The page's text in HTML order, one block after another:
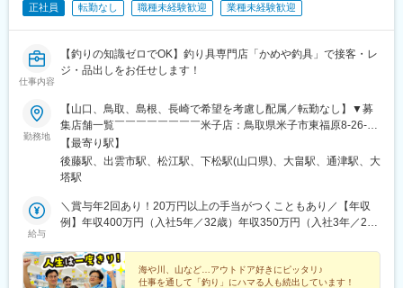
プの経理管理や事業計画の立案・実行を行っています。5名の主要
メンバーと共に事業管理や事業計画の立案、実行を推進して頂き
コンサルティングファームご出身でご経験を積まれた人物です。
鳥取で大手経営コンサル出身で、経営にしっかりと知識と経験を
ます。
変更の範囲：会社の定める業務
正社員 転勤なし 職種未経験歓迎 業種未経験歓迎
仕事内容
【釣りの知識ゼロでOK】釣り具専門店「かめや釣具」で接客・レ
ジ・品出しをお任せします！
勤務地
【山口、鳥取、島根、長崎で希望を考慮し配属／転勤なし】▼募
集店舗一覧￣￣￣￣￣￣￣￣米子店：鳥取県米子市東福原8-26-28
出雲店：島根県出雲市渡橋町1085-1松江店：島根県松江市学園南
2丁目1-8下松店：山口県下松市西豊井674-4大島店：山口県大島
郡周防大島町西三蒲吉水7-2岩国通津店：山口県岩国市大字通津
車・バイク通勤OK◎駐車場完備
【最寄り駅】
後藤駅、出雲市駅、松江駅、下松駅(山口県)、大畠駅、通津駅、大
塔駅
給与
＼賞与年2回あり！20万円以上の手当がつくこともあり／【年収
例】年収400万円（入社5年／32歳）年収350万円（入社3年／28
当+賞与年2回※経験・能力等を考慮の上、決定いたします。※試用
期間は店舗により異なります。海や川、山など…アウトドア好きにピッタリ♪
仕事を通して「釣り」にハマる人も続出しています！